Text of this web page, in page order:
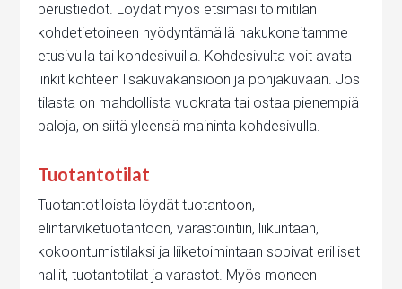
perustiedot. Löydät myös etsimäsi toimitilan
kohdetietoineen hyödyntämällä hakukoneitamme
etusivulla tai kohdesivuilla. Kohdesivulta voit avata
linkit kohteen lisäkuvakansioon ja pohjakuvaan. Jos
tilasta on mahdollista vuokrata tai ostaa pienempiä
paloja, on siitä yleensä maininta kohdesivulla.
Tuotantotilat
Tuotantotiloista löydät tuotantoon,
elintarviketuotantoon, varastointiin, liikuntaan,
kokoontumistilaksi ja liiketoimintaan sopivat erilliset
hallit, tuotantotilat ja varastot. Myös moneen